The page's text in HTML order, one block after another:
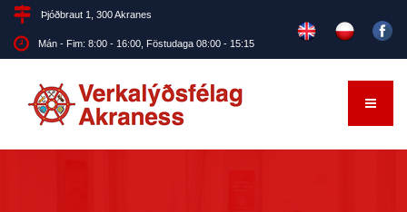
Þjóðbraut 1, 300 Akranes
Mán - Fim: 8:00 - 16:00, Föstudaga 08:00 - 15:15